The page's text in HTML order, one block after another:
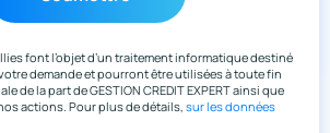
font l’objet d’un traitement informatique destiné
demande et pourront être utilisées à toute fin
de la part de GESTION CREDIT EXPERT ainsi que
actions. Pour plus de détails, sur les données